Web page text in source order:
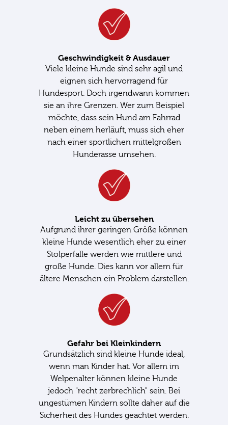
Geschwindigkeit & Ausdauer
Viele kleine Hunde sind sehr agil und
eignen sich hervorragend für
Hundesport. Doch irgendwann kommen
sie an ihre Grenzen. Wer zum Beispiel
möchte, dass sein Hund am Fahrrad
neben einem herläuft, muss sich eher
nach einer sportlichen mittelgroßen
Hunderasse umsehen.
Leicht zu übersehen
Aufgrund ihrer geringen Größe können
kleine Hunde wesentlich eher zu einer
Stolperfalle werden wie mittlere und
große Hunde. Dies kann vor allem für
ältere Menschen ein Problem darstellen.
Gefahr bei Kleinkindern
Grundsätzlich sind kleine Hunde ideal,
wenn man Kinder hat. Vor allem im
Welpenalter können kleine Hunde
jedoch "recht zerbrechlich" sein. Bei
ungestümen Kindern sollte daher auf die
Sicherheit des Hundes geachtet werden.